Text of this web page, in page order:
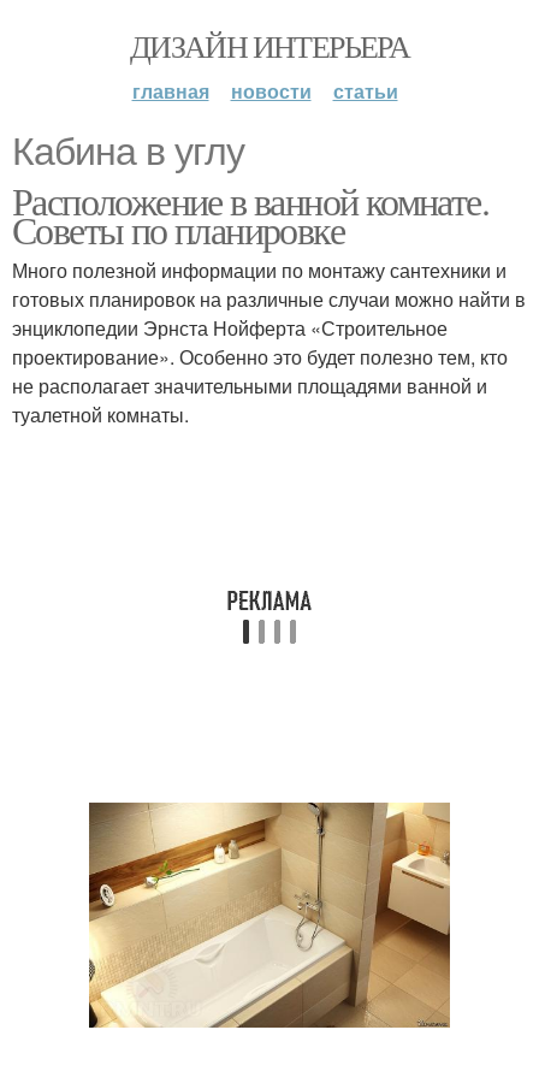
ДИЗАЙН ИНТЕРЬЕРА
главная новости статьи
Кабина в углу
Расположение в ванной комнате.
Советы по планировке
Много полезной информации по монтажу сантехники и
готовых планировок на различные случаи можно найти в
энциклопедии Эрнста Нойферта «Строительное
проектирование». Особенно это будет полезно тем, кто
не располагает значительными площадями ванной и
туалетной комнаты.